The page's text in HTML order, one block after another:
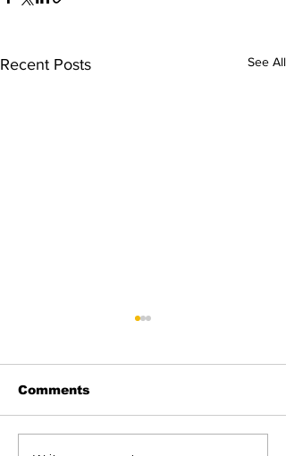
Recent Posts See All
Comments